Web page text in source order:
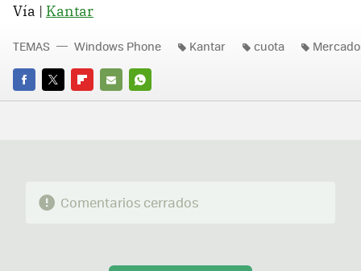
Vía | Kantar
FACEBOOK
TWITTERFLIPBOARD
E-
WHATSAPP
TEMAS Windows Phone Kantar cuota
Comentarios cerrados